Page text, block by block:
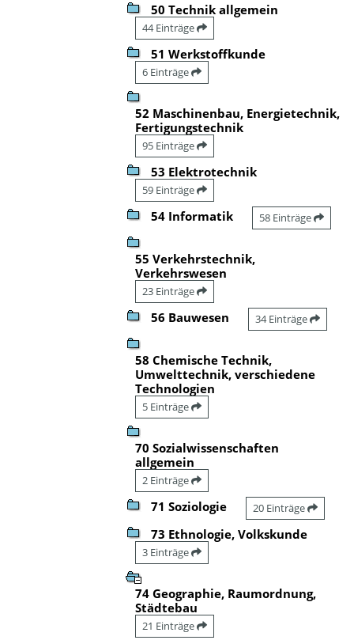
50 Technik allgemein
44 Einträge
51 Werkstoffkunde
6 Einträge
52 Maschinenbau, Energietechnik,
Fertigungstechnik
95 Einträge
53 Elektrotechnik
59 Einträge
54 Informatik 58 Einträge
55 Verkehrstechnik,
Verkehrswesen
23 Einträge
56 Bauwesen 34 Einträge
58 Chemische Technik,
Umwelttechnik, verschiedene
Technologien
5 Einträge
70 Sozialwissenschaften
allgemein
2 Einträge
71 Soziologie 20 Einträge
73 Ethnologie, Volkskunde
3 Einträge
74 Geographie, Raumordnung,
Städtebau
21 Einträge